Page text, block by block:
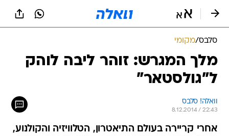
סלבס/מקומי
מלך המגרש: זוהר ליבה לוהק
ל"גולסטאר"
וואלה! סלבס
8.12.2014 / 22:43
אחרי קריירה בעולם התיאטרון, הטלוויזיה והקולנוע,